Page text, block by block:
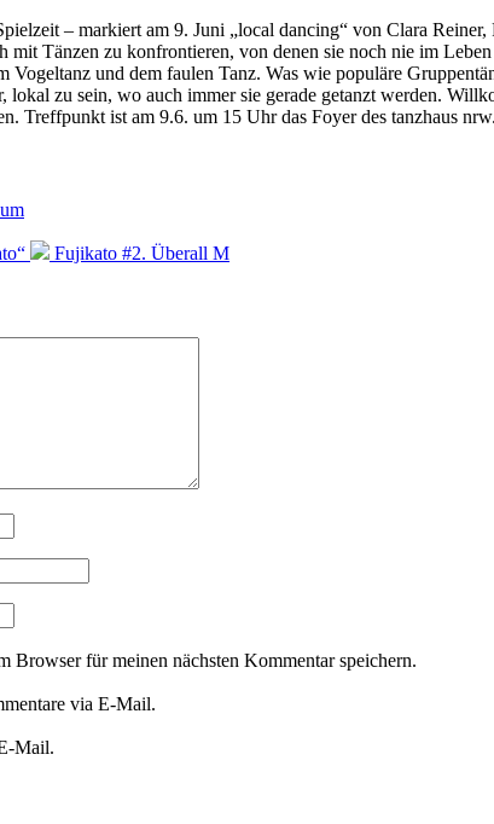
– markiert am 9. Juni „local dancing“ von Clara
Tänzen zu konfrontieren, von denen sie noch nie im
Vogeltanz und dem faulen Tanz. Was wie populäre
lokal zu sein, wo auch immer sie gerade getanzt werden.
Treffpunkt ist am 9.6. um 15 Uhr das Foyer des tanzhaus nrw.
Fujikato #2. Überall M
Browser für meinen nächsten Kommentar speichern.
via E-Mail.
Mail.